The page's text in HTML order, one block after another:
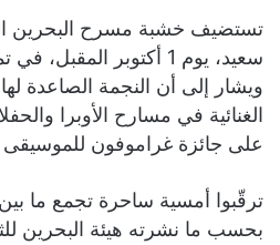
تستضيف خشبة مسرح البحرين
سعيد، يوم 1 أكتوبر المقبل، في تمام الساعة 8 مساء.
ويشار إلى أن النجمة الصاعدة
الغنائية في مسارح الأوبرا
على جائزة غراموفون للموسيقى
ترقّبوا أمسية ساحرة تجمع ما
بحسب ما نشرته هيئة البحرين